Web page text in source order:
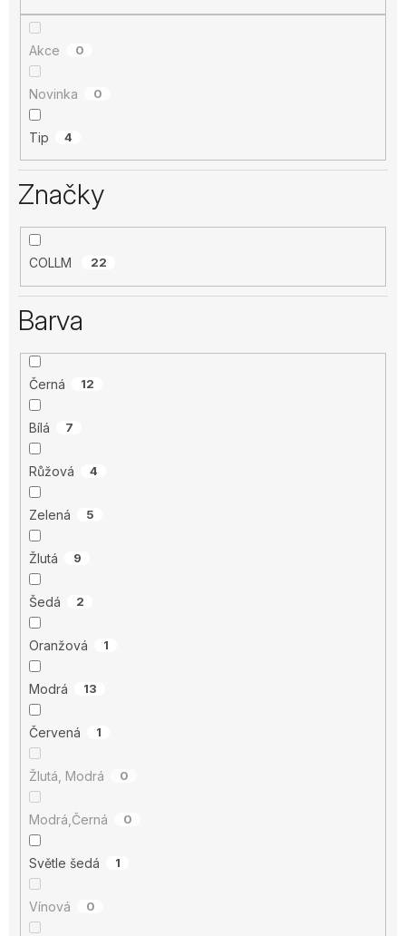
Akce 0
Novinka 0
Tip 4
Značky
COLLM 22
Barva
Černá 12
Bílá 7
Růžová 4
Zelená 5
Žlutá 9
Šedá 2
Oranžová 1
Modrá 13
Červená 1
Žlutá, Modrá 0
Modrá,Černá 0
Světle šedá 1
Vínová 0